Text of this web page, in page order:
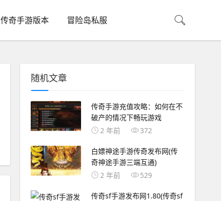
传奇手游版本 冒险岛私服
随机文章
传奇手游充值攻略：如何在不
破产的情况下畅玩游戏
2 年前
372
白嫖神途手游传奇发布网(传
奇神途手游三端互通)
2 年前
529
传奇sf手游发布网1.80(传奇sf